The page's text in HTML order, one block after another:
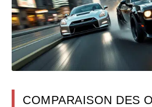
COMPARAISON DES